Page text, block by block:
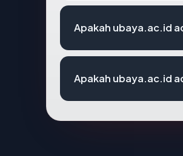
Apakah ubaya.ac.id
Apakah ubaya.ac.id